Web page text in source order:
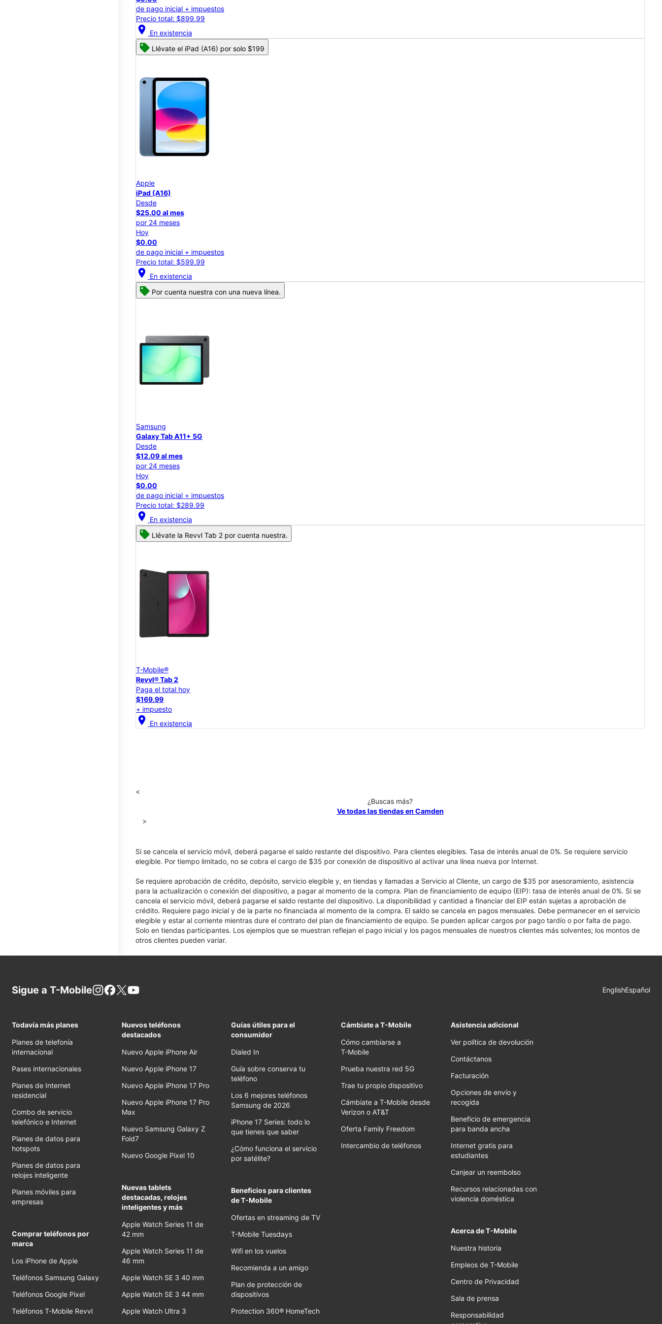
de pago inicial + impuestos
Precio total: $899.99
location_on En existencia
Llévate el iPad (A16) por solo $199
Apple
iPad (A16)
Desde
$25.00 al mes
por 24 meses
Hoy
$0.00
de pago inicial + impuestos
Precio total: $599.99
location_on En existencia
Por cuenta nuestra con una nueva línea.
Samsung
Galaxy Tab A11+ 5G
Desde
$12.09 al mes
por 24 meses
Hoy
$0.00
de pago inicial + impuestos
Precio total: $289.99
location_on En existencia
Llévate la Revvl Tab 2 por cuenta nuestra.
T-Mobile®
Revvl® Tab 2
Paga el total hoy
$169.99
+ impuesto
location_on En existencia
<
¿Buscas más?
Ve todas las tiendas en Camden
>
Si se cancela el servicio móvil, deberá pagarse el saldo restante del dispositivo. Para clientes elegibles. Tasa de interés anual de 0%. Se requiere servicio
elegible. Por tiempo limitado, no se cobra el cargo de $35 por conexión de dispositivo al activar una línea nueva por Internet.
Se requiere aprobación de crédito, depósito, servicio elegible y, en tiendas y llamadas a Servicio al Cliente, un cargo de $35 por asesoramiento, asistencia
para la actualización o conexión del dispositivo, a pagar al momento de la compra. Plan de financiamiento de equipo (EIP): tasa de interés anual de 0%. Si se
cancela el servicio móvil, deberá pagarse el saldo restante del dispositivo. La disponibilidad y cantidad a financiar del EIP están sujetas a aprobación de
crédito. Requiere pago inicial y de la parte no financiada al momento de la compra. El saldo se cancela en pagos mensuales. Debe permanecer en el servicio
elegible y estar al corriente mientras dure el contrato del plan de financiamiento de equipo. Se pueden aplicar cargos por pago tardío o por falta de pago.
Solo en tiendas participantes. Los ejemplos que se muestran reflejan el pago inicial y los pagos mensuales de nuestros clientes más solventes; los montos de
otros clientes pueden variar.